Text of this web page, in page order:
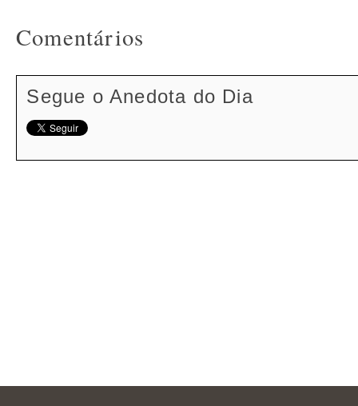
Comentários
Segue o Anedota do Dia